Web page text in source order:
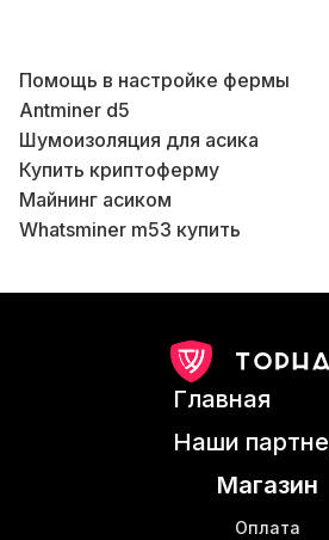
Помощь в настройке фермы
Antminer d5
Шумоизоляция для асика
Купить криптоферму
Майнинг асиком
Whatsminer m53 купить
Asic 17
Antminer s17 купить
Asic майнинг цена
Купить коммутатор в Украине
Главная
Наши
Магазин
Оплата